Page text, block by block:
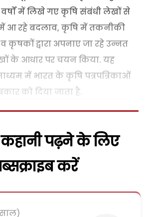
वर्षों में लिखे गए कृषि संबंधी लेखों से
आ रहे बदलाव, कृषि में तकनीकी
कृषकों द्वारा अपनाए जा रहे उन्नत
के आधार पर चयन किया. यह
माध्यम में भारत के कृषि पत्रपत्रिकाओं
को दिया जाता है.
पढ़ने के लिए
करें